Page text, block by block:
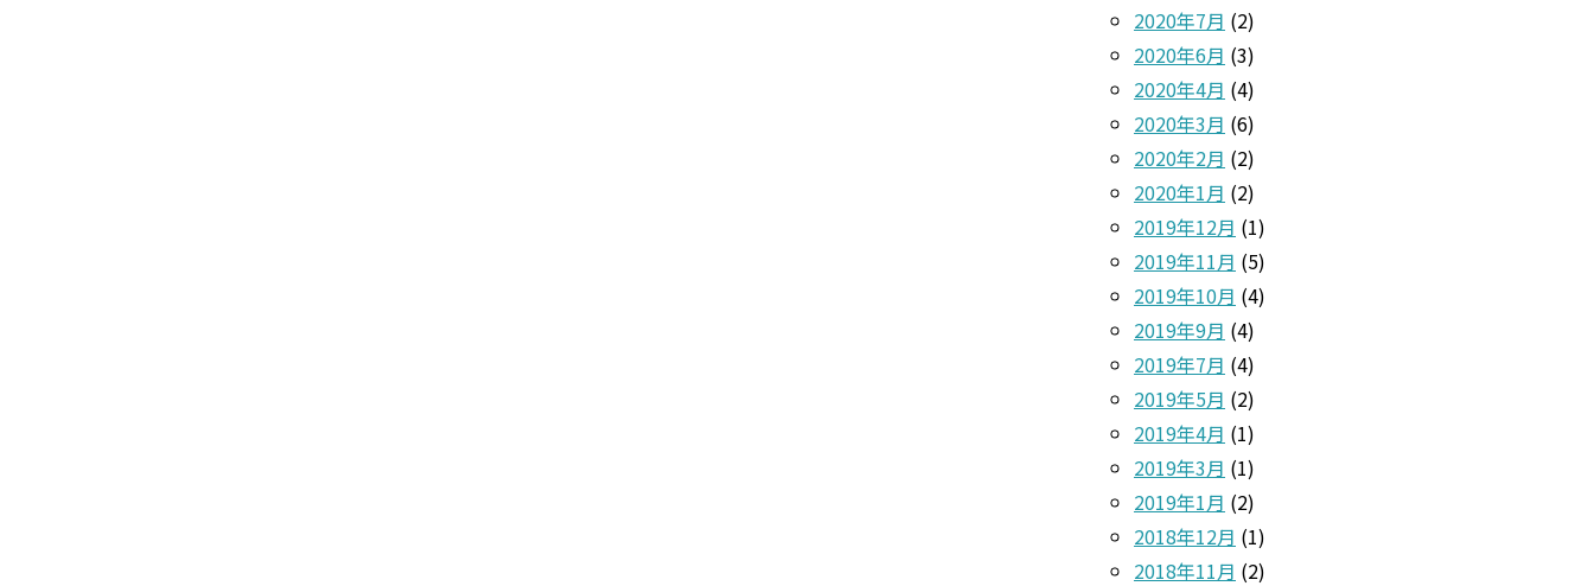
2020年7月 (2)
2020年6月 (3)
2020年4月 (4)
2020年3月 (6)
2020年2月 (2)
2020年1月 (2)
2019年12月 (1)
2019年11月 (5)
2019年10月 (4)
2019年9月 (4)
2019年7月 (4)
2019年5月 (2)
2019年4月 (1)
2019年3月 (1)
2019年1月 (2)
2018年12月 (1)
2018年11月 (2)